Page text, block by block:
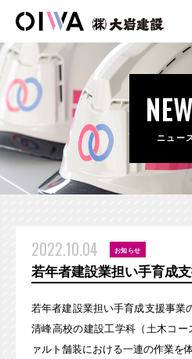
ニュー
2022.10.04 お知らせ
若年者建設業担い手育成支
若年者建設業担い手育成支援事業
清峰高校の建設工学科（土木コ
ァルト舗装における一連の作業を